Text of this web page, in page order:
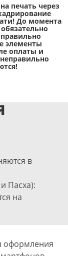
печать через
До момента
элементы
оплаты и
в
Пасха):
на
оформления